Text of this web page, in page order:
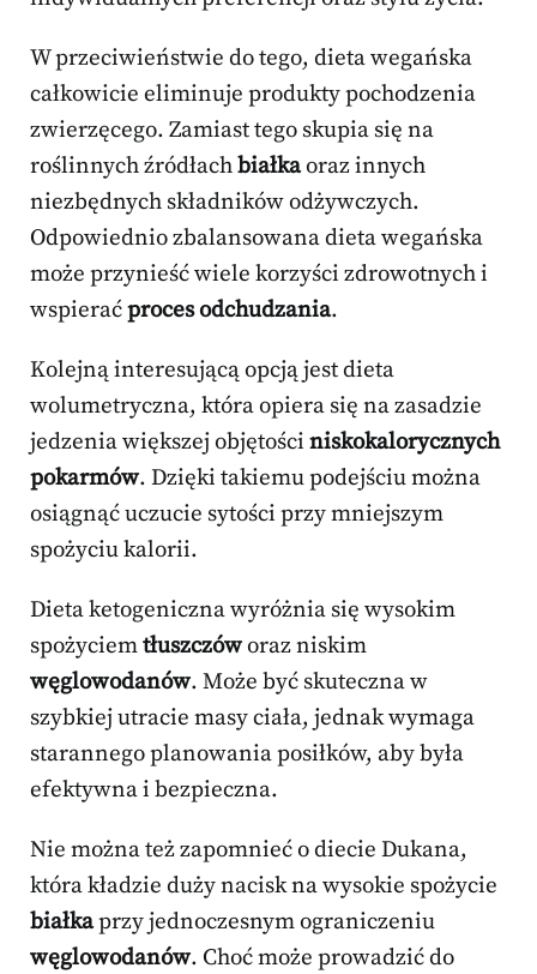
W przeciwieństwie do tego, dieta wegańska
całkowicie eliminuje produkty pochodzenia
zwierzęcego. Zamiast tego skupia się na
roślinnych źródłachbiałkaoraz innych
niezbędnych składników odżywczych.
Odpowiednio zbalansowana dieta wegańska
może przynieść wiele korzyści zdrowotnych i
wspieraćproces odchudzania.
Kolejną interesującą opcją jest dieta
wolumetryczna, która opiera się na zasadzie
jedzenia większej objętości niskokalorycznych
pokarmów. Dzięki takiemu podejściu można
osiągnąć uczucie sytości przy mniejszym
spożyciu kalorii.
Dieta ketogeniczna wyróżnia się wysokim
spożyciemtłuszczóworaz niskim
węglowodanów. Może być skuteczna w
szybkiej utracie masy ciała, jednak wymaga
starannego planowania posiłków, aby była
efektywna i bezpieczna.
Nie można też zapomnieć o diecie Dukana,
która kładzie duży nacisk na wysokie spożycie
białkaprzy jednoczesnym ograniczeniu
węglowodanów. Choć może prowadzić do